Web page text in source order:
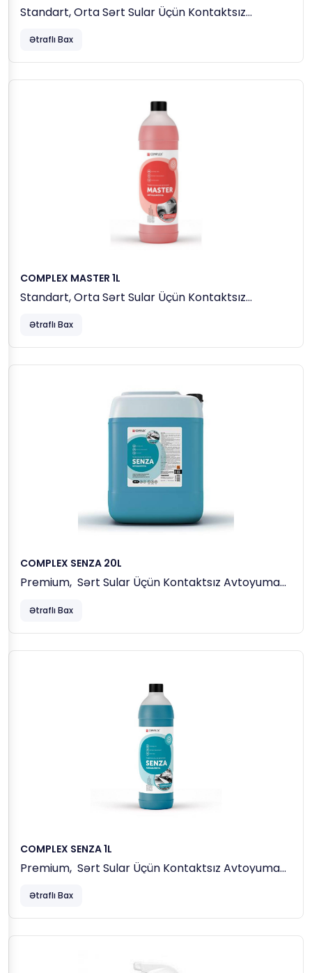
Standart, Orta Sərt Sular Üçün Kontaktsız
Ətraflı Bax
COMPLEX MASTER 1L
Standart, Orta Sərt Sular Üçün Kontaktsız
Ətraflı Bax
COMPLEX SENZA 20L
Premium, Sərt Sular Üçün Kontaktsız Avtoyuma
Ətraflı Bax
COMPLEX SENZA 1L
Premium, Sərt Sular Üçün Kontaktsız Avtoyuma
Ətraflı Bax